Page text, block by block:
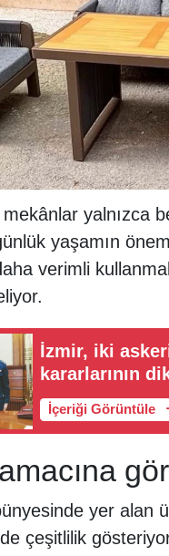
yalnızca
yaşamın
verimli
İzmir, iki
kararlarının
İçeriği Görüntüle
yer alan
çeşitlilik